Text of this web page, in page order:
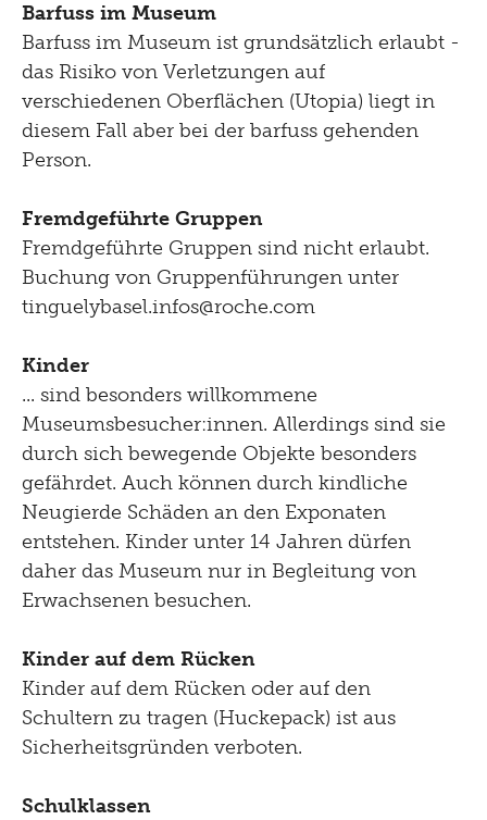
Barfuss im Museum
Barfuss im Museum ist grundsätzlich erlaubt -
das Risiko von Verletzungen auf
verschiedenen Oberflächen (Utopia) liegt in
diesem Fall aber bei der barfuss gehenden
Person.
Fremdgeführte Gruppen
Fremdgeführte Gruppen sind nicht erlaubt.
Buchung von Gruppenführungen unter
tinguelybasel.infos@roche.com
Kinder
... sind besonders willkommene
Museumsbesucher:innen. Allerdings sind sie
durch sich bewegende Objekte besonders
gefährdet. Auch können durch kindliche
Neugierde Schäden an den Exponaten
entstehen. Kinder unter 14 Jahren dürfen
daher das Museum nur in Begleitung von
Erwachsenen besuchen.
Kinder auf dem Rücken
Kinder auf dem Rücken oder auf den
Schultern zu tragen (Huckepack) ist aus
Sicherheitsgründen verboten.
Schulklassen